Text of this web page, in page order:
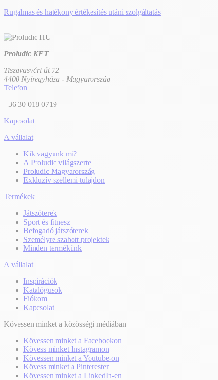
Rugalmas és hatékony értékesítés utáni szolgáltatás
Proludic KFT
Tiszavasvári út 72
4400 Nyíregyháza - Magyarország
Telefon
+36 30 018 0719
Kapcsolat
A vállalat
Kik vagyunk mi?
A Proludic világszerte
Proludic Magyarország
Exkluzív szellemi tulajdon
Termékek
Játszóterek
Sport és fitnesz
Befogadó játszóterek
Személyre szabott projektek
Minden termékünk
A vállalat
Inspirációk
Katalógusok
Fiókom
Kapcsolat
Kövessen minket a közösségi médiában
Kövessen minket a Facebookon
Kövess minket Instagramon
Kövessen minket a Youtube-on
Kövess minket a Pinteresten
Kövessen minket a LinkedIn-en